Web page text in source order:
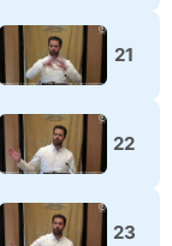
21
22
23